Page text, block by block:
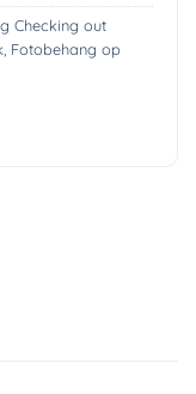
Checking out
, Fotobehang op